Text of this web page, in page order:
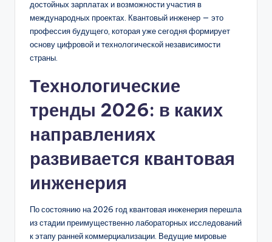
достойных зарплатах и возможности участия в
международных проектах. Квантовый инженер — это
профессия будущего, которая уже сегодня формирует
основу цифровой и технологической независимости
страны.
Технологические
тренды 2026: в каких
направлениях
развивается квантовая
инженерия
По состоянию на 2026 год квантовая инженерия перешла
из стадии преимущественно лабораторных исследований
к этапу ранней коммерциализации. Ведущие мировые